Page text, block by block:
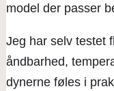
model der passer
Jeg har selv testet
åndbarhed,
dynerne føles i